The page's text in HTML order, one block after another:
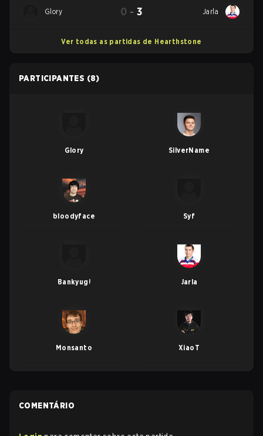
Glory 0 - 3 Jarla
Ver todas as partidas de Hearthstone
PARTICIPANTES (8)
Glory SilverName
bloodyface Syf
Bankyugi Jarla
Monsanto XiaoT
COMENTÁRIO